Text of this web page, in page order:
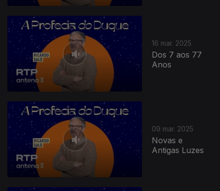
16 mar. 2025
Dos 7 aos 77
Anos
09 mar. 2025
Novas e
Antigas Luzes